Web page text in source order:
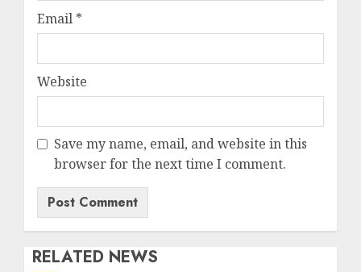
Email *
Website
Save my name, email, and website in this
browser for the next time I comment.
RELATED NEWS